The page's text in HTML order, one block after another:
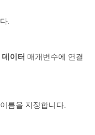
.
이터 매개변수에 연결
름을 지정합니다.